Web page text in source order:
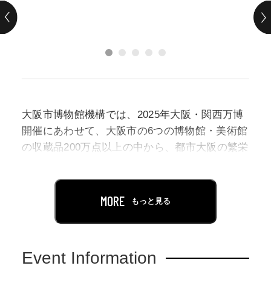
大阪市博物館機構では、2025年大阪・関西万博
開催にあわせて、大阪市の6つの博物館・美術館
の収蔵品200万点以上の中から、都市大阪の繁栄
渡る資料・作品のコレクションを、各館20点、
計120点の「大阪の宝」として選定しました。
本展は、大阪歴史博物館の「大阪の宝」20点に
蔵品を学芸員が選りすぐり、５つのインデック
MORE もっと見る
Event Information